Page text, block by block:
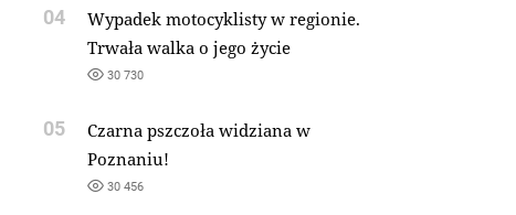
04
Wypadek motocyklisty w regionie.
Trwała walka o jego życie
30 730
05
Czarna pszczoła widziana w
Poznaniu!
30 456